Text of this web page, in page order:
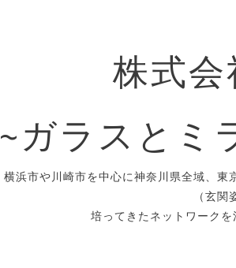
株式
~ガラスとミ
横浜市や川崎市を中心に神奈川県全域、東
（玄
培ってきたネットワーク